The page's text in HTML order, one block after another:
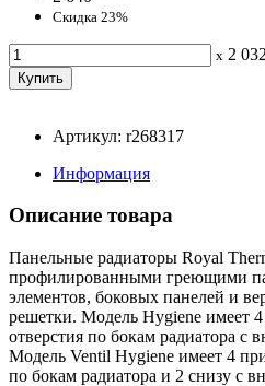
Скидка 23%
x 2 032
Артикул: r268317
Информация
Описание товара
Панельные радиаторы Royal
профилированными греющими
элементов, боковых панелей и
решетки. Модель Hygiene имеет
отверстия по бокам радиатора с
Модель Ventil Hygiene имеет 4
по бокам радиатора и 2 снизу с